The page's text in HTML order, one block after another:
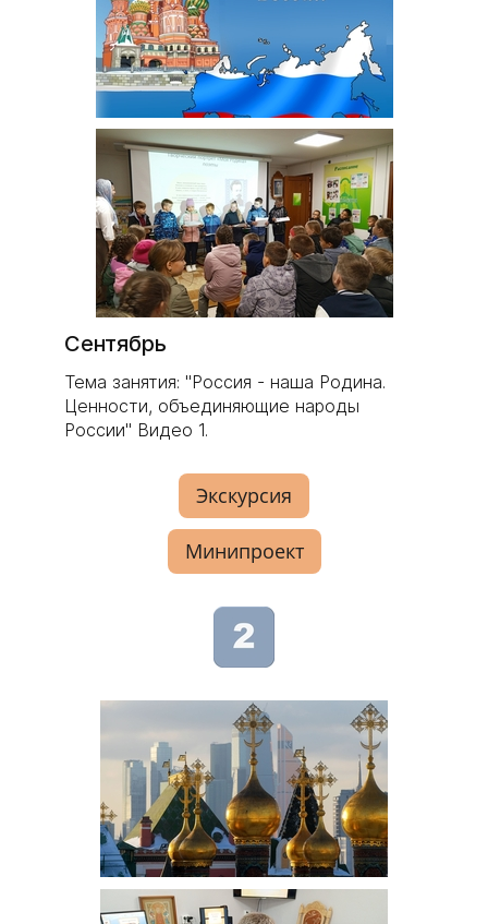
Сентябрь
Тема занятия: "Россия - наша Родина.
Ценности, объединяющие народы
России" Видео 1.
Экскурсия
Минипроект